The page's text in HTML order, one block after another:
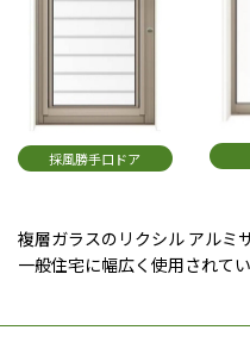
採風勝手口ドア
複層ガラスのリクシル アルミ
一般住宅に幅広く使用されて